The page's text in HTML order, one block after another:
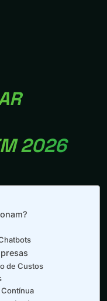
2026
de Custos